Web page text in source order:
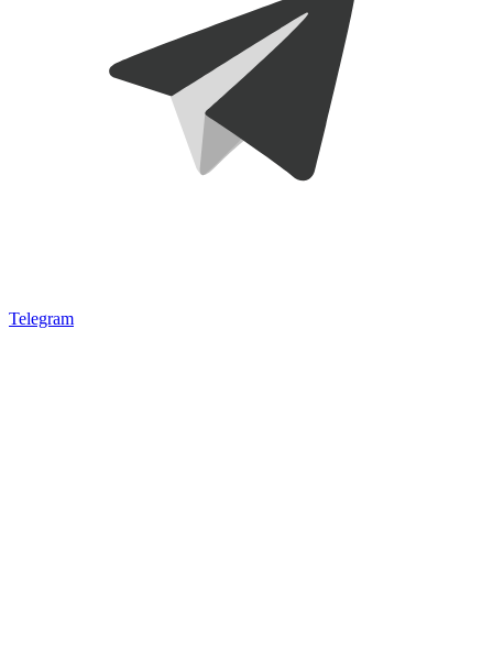
Telegram